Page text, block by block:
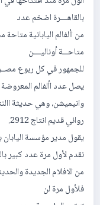
بالقاهــــرة اضخم عدد
من األفالم اليابانية
متاحـــة أوناليــــن
للجمهور في كل ربوع
يصل عدد األفالم المعروضة الى 21 فيلم ما بين أفالم روائية
وانيميشن، وهي حديثة االنتاج – ما بين
روائي قديم انتاج 2912.
يقول مدير مؤسسة اليابان
نقدم لأول مرة عدد كبير
من الافلام الجديدة
فلأول مرة لن